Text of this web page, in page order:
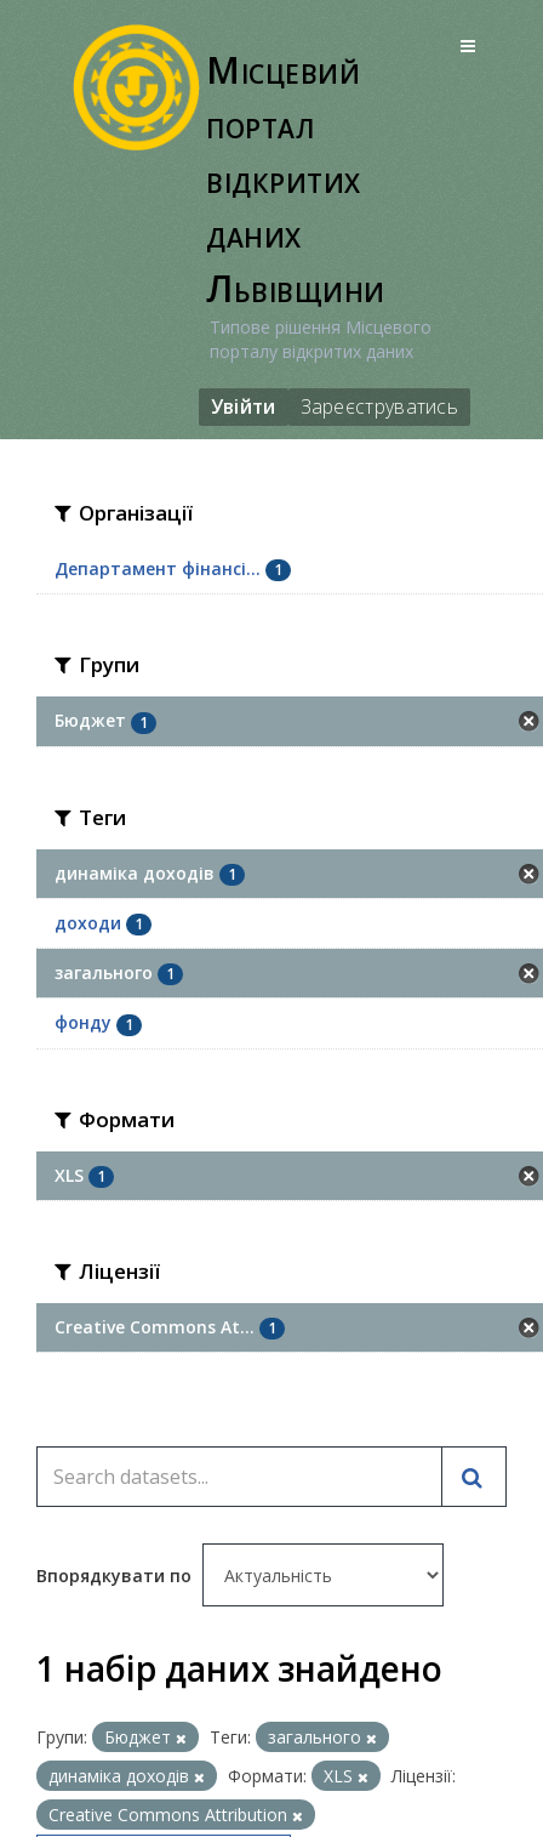
Місцевий
портал
відкритих
даних
Львівщини
Типове рішення Місцевого
порталу відкритих даних
Увійти Зареєструватись
Організації
Департамент фінансі... 1
Групи
Бюджет 1
Теги
динаміка доходів 1
доходи 1
загального 1
фонду 1
Формати
XLS 1
Ліцензії
Creative Commons At... 1
Впорядкувати по
1 набір даних знайдено
Групи: Бюджет Теги:
загального
динаміка доходів
Формати: XLS
Ліцензії:
Creative Commons Attribution